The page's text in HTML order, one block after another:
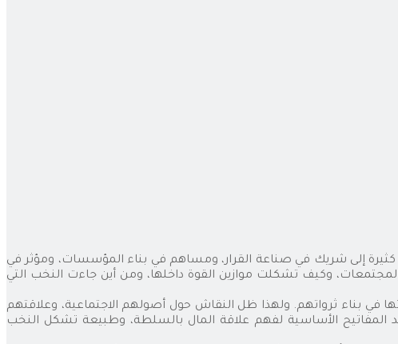
كثيرة إلى شريك في صناعة القرار، ومساهم في بناء المؤسسات، ومؤثر في
المجتمعات، وكيف تشكلت موازين القوة داخلها، ومن أين جاءت النخب التي
في بناء ثرواتهم. ولهذا ظل النقاش حول أصولهم الاجتماعية، وعلاقتهم
المفاتيح الأساسية لفهم علاقة المال بالسلطة، وطبيعة تشكل النخب